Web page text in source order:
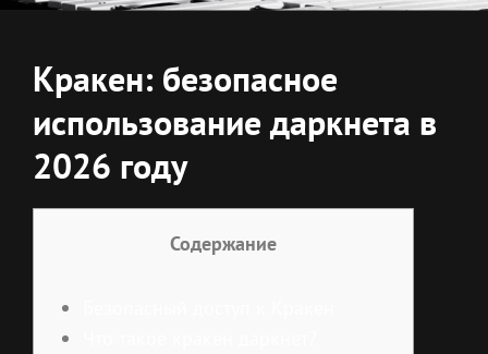
Кракен: безопасное
использование даркнета в
2026 году
Содержание